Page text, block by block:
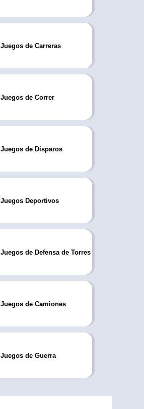
Juegos de Carreras
Juegos de Correr
Juegos de Disparos
Juegos Deportivos
Juegos de Defensa de Torres
Juegos de Camiones
Juegos de Guerra